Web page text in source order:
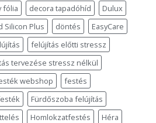
fólia
decora tapadóhíd
Dulux
Silicon Plus
döntés
EasyCare
felújítás előtti stressz
tervezése stressz nélkül
webshop
festés
Fürdőszoba felújítás
Homlokzatfestés
Héra